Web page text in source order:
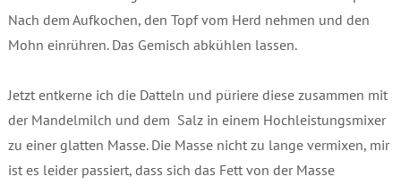
Nach dem Aufkochen, den Topf vom Herd nehmen und den
Mohn einrühren. Das Gemisch abkühlen lassen.
Jetzt entkerne ich die Datteln und püriere diese zusammen mit
der Mandelmilch und dem Salz in einem Hochleistungsmixer
zu einer glatten Masse. Die Masse nicht zu lange vermixen, mir
ist es leider passiert, dass sich das Fett von der Masse